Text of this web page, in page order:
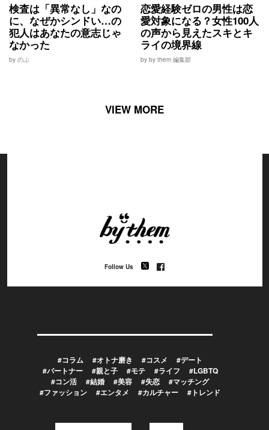
検査は「異常なし」なの
に、なぜかシンドい…の
犯人はあなたの意志じゃ
なかった
by のぶ
恋愛経験ゼロの男性は恋
愛対象になる？女性100人
の声から見えたスキとキ
ライの境界線
by by them 編集部
VIEW MORE
Follow Us
#コラム #オトナ磨き #コスメ
#デート
#パートナー
#親と子 #モテ #ライフ
#LGBTQ
#コン活
#結婚 #美容 #失恋
#マッチング
#ファッション
#エンタメ #カルチャー #トレンド